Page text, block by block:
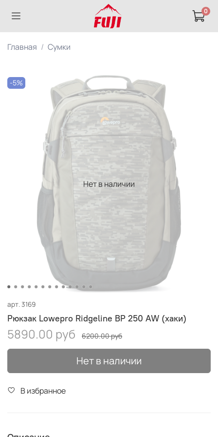
0
Главная Сумки
Нет в наличии
-5%
арт.3169
Рюкзак Lowepro Ridgeline BP 250 AW (хаки)
5890.00 руб 6200.00 руб
Нет в наличии
В избранное